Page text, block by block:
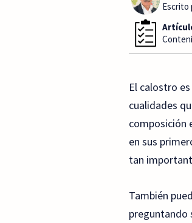
El calostro
cualidades
composición
en sus
tan
También
preguntando